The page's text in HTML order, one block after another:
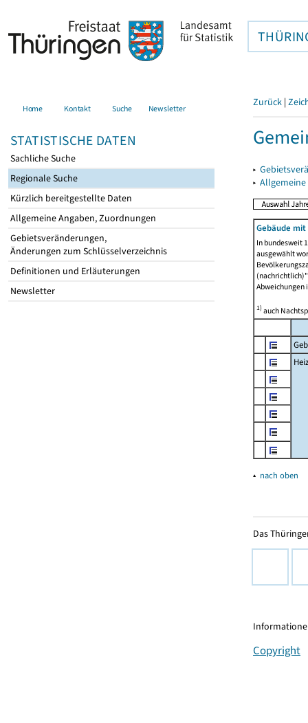
Home Kontakt Suche Newsletter
STATISTISCHE DATEN
Sachliche Suche
Regionale Suche
Kürzlich bereitgestellte Daten
Allgemeine Angaben, Zuordnungen
Gebietsveränderungen,
Änderungen zum Schlüsselverzeichnis
Definitionen und Erläuterungen
Newsletter
Zurück |
▸
▸
Gebäude
In bundesweit
ausgewählt
Abweichungen
1)auch
▴ nach oben
Das
Copyright